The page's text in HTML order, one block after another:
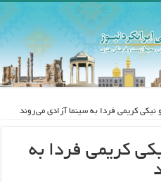
نیکی کریمی فردا به سینما آزادی می‌روند
کریمی فردا به